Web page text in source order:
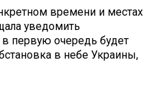
времени и местах
уведомить
в первую очередь будет
в небе Украины,